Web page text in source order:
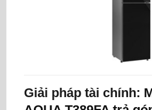
Giải pháp tài chính: